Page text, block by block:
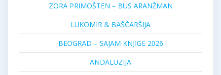
ZORA PRIMOŠTEN – BUS ARANŽMAN
LUKOMIR & BAŠČARŠIJA
BEOGRAD – SAJAM KNJIGE 2026
ANDALUZIJA